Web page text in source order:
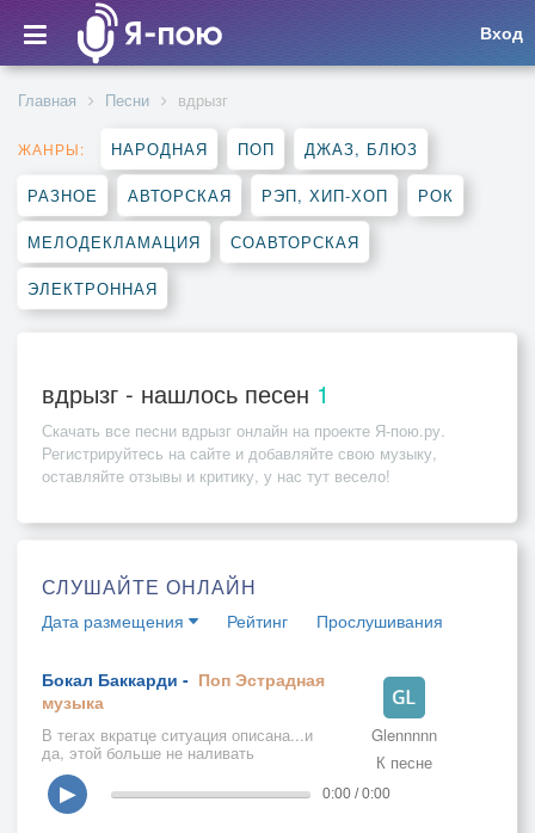
Вход
Главная Песни вдрызг
ЖАНРЫ: НАРОДНАЯ ПОП ДЖАЗ, БЛЮЗ
РАЗНОЕ АВТОРСКАЯ РЭП, ХИП-ХОП РОК
МЕЛОДЕКЛАМАЦИЯ СОАВТОРСКАЯ
ЭЛЕКТРОННАЯ
вдрызг - нашлось песен 1
Скачать все песни вдрызг онлайн на проекте Я-пою.ру.
Регистрируйтесь на сайте и добавляйте свою музыку,
оставляйте отзывы и критику, у нас тут весело!
СЛУШАЙТЕ ОНЛАЙН
Дата размещения Рейтинг Прослушивания
Бокал Баккарди - Поп Эстрадная
музыка
В тегах вкратце ситуация описана...и
да, этой больше не наливать
Glennnnn
К песне
▶ 0:00 / 0:00